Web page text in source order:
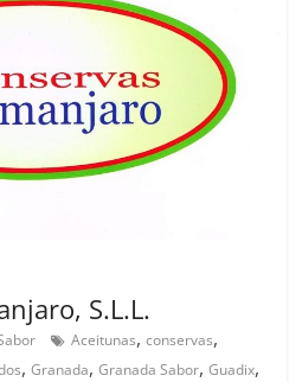
S.L.L.
Aceitunas,conservas,
,Granada,Granada Sabor,Guadix,